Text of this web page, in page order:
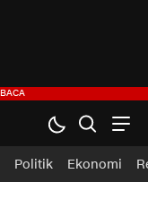
Politik Ekonomi